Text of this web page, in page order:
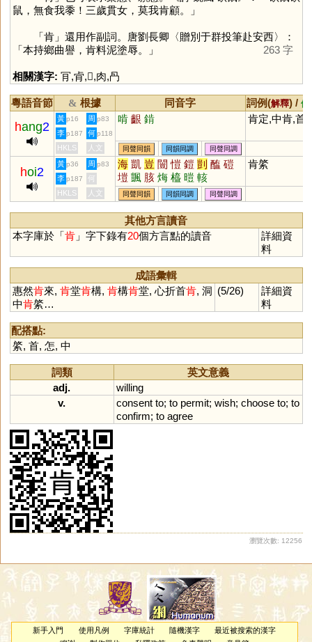
鼠，無食我黍！三歲貫女，莫我肯顧。」
「肯」還用作副詞。唐劉長卿〈贈別于群投筆赴安西〉：
「本持鄉曲譽，肯料泥塗辱。」
263 字
相關漢字: 肎,肻,𠕔,肉,冎
粵語音節 & 根據 同音字 詞例(解釋) / 備
hang2
黃 p16 周 p83 啃 齦 錹 肯定,中肯,首
李 p187 何 p118
HKLS 人文 同聲同韻 同韻同調 同聲同調
hoi2
黃 p36 周 p83 海 凱 豈 闓 愷 鎧 剴 醢 磑
塏 颽 胲 烸 橀 暟 輆
肯綮
李 p187
何
HKLS
人文 同聲同韻 同韻同調 同聲同調
其他方言讀音
本字庫於「肯」字下錄有20個方言點的讀音
詳細資
料
成語彙輯
惠然肯來, 肯堂肯構, 肯構肯堂, 心折首肯, 洞
中肯綮…
(5/26)
詳細資
料
配搭點:
綮, 首, 怎, 中
詞類
英文意義
adj.
willing
v.
consent to; to permit; wish; choose to; to
confirm; to agree
瀏覽次數: 12256
新手入門 使用凡例 字庫統計 隨機漢字
最近被搜索的漢字